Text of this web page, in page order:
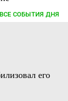
ВСЕ СОБЫТИЯ ДНЯ
его